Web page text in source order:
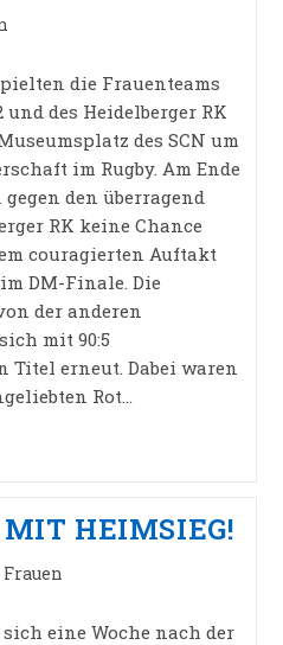
die Frauenteams
und des Heidelberger RK
des SCN um
im Rugby. Am Ende
den überragend
RK keine Chance
couragierten Auftakt
DM-Finale. Die
der anderen
mit 90:5
Titel erneut. Dabei waren
Rot…
HEIMSIEG!
Frauen
eine Woche nach der